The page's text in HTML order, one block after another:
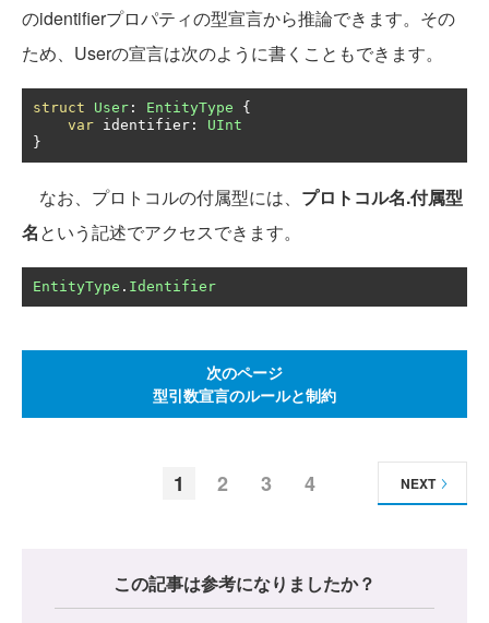
のidentifierプロパティの型宣言から推論できます。その
ため、Userの宣言は次のように書くこともできます。
struct User : EntityType
{
var identifier :
UInt
}
なお、プロトコルの付属型には、 プロトコル名.付属型
名という記述でアクセスできます。
EntityType . Identifier
次のページ
型引数宣言のルールと制約
1 2 3 4 NEXT
この記事は参考になりましたか？